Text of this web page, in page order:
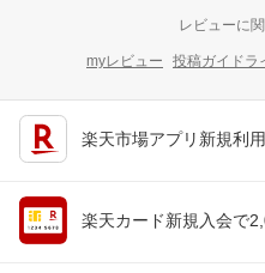
レビューに
myレビュー 投稿ガイドラ
楽天市場アプリ新規利
楽天カード新規入会で